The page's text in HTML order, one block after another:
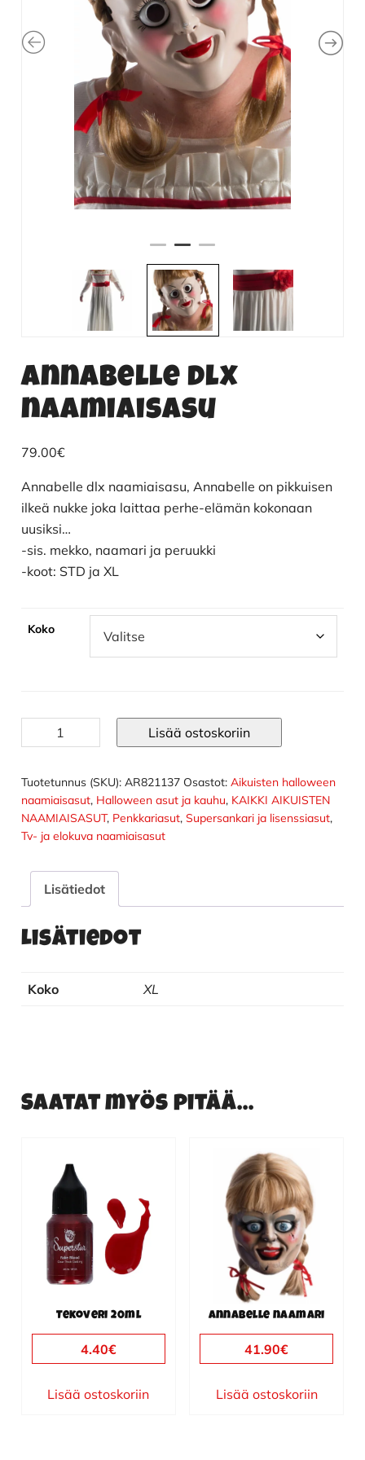
Annabelle dlx
naamiaisasu
79.00€
Annabelle dlx naamiaisasu, Annabelle on pikkuisen
ilkeä nukke joka laittaa perhe-elämän kokonaan
uusiksi…
-sis. mekko, naamari ja peruukki
-koot: STD ja XL
Koko
Annabelle
dlx
määrä
Lisää ostoskoriin
Tuotetunnus (SKU): AR821137 Osastot: Aikuisten halloween
naamiaisasut, Halloween asut ja kauhu, KAIKKI AIKUISTEN
NAAMIAISASUT, Penkkariasut, Supersankari ja lisenssiasut,
Tv- ja elokuva naamiaisasut
Lisätiedot
Lisätiedot
Koko XL
Saatat myös pitää...
Tekoveri 20ml
4.40€
Lisää ostoskoriin
Annabelle naamari
41.90€
Lisää ostoskoriin